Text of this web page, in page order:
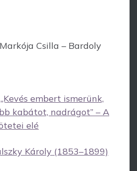
Csilla – Bardoly
embert ismerünk,
kabátot, nadrágot” – A
elé
Károly (1853–1899)